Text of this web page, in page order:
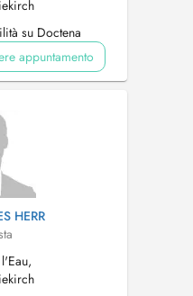
su Doctena
appuntamento
HERR